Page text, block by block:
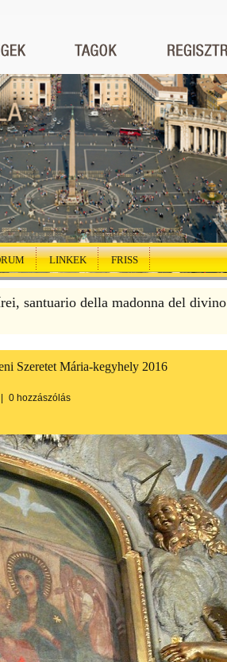
LINKEK FRISS
santuario della madonna del divino
Szeretet Mária-kegyhely 2016
0 hozzászólás